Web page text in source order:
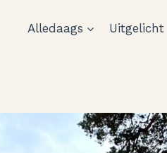
Alledaags Uitgelicht